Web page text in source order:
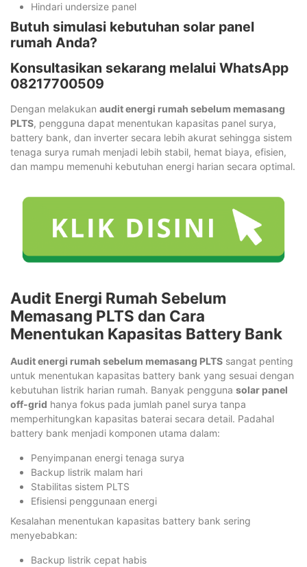
Hindari undersize panel
Butuh simulasi kebutuhan solar panel
rumah Anda?
Konsultasikan sekarang melalui WhatsApp
08217700509
Dengan melakukan audit energi rumah sebelum memasang
PLTS, pengguna dapat menentukan kapasitas panel surya,
battery bank, dan inverter secara lebih akurat sehingga sistem
tenaga surya rumah menjadi lebih stabil, hemat biaya, efisien,
dan mampu memenuhi kebutuhan energi harian secara optimal.
Audit Energi Rumah Sebelum
Memasang PLTS dan Cara
Menentukan Kapasitas Battery Bank
Audit energi rumah sebelum memasang PLTS sangat penting
untuk menentukan kapasitas battery bank yang sesuai dengan
kebutuhan listrik harian rumah. Banyak pengguna solar panel
off-grid hanya fokus pada jumlah panel surya tanpa
memperhitungkan kapasitas baterai secara detail. Padahal
battery bank menjadi komponen utama dalam:
Penyimpanan energi tenaga surya
Backup listrik malam hari
Stabilitas sistem PLTS
Efisiensi penggunaan energi
Kesalahan menentukan kapasitas battery bank sering
menyebabkan:
Backup listrik cepat habis